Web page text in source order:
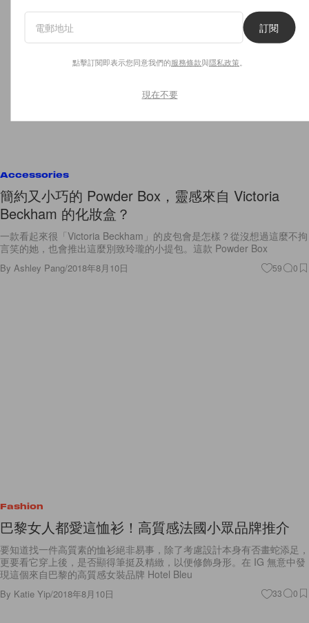
Accessories
簡約又小巧的 Powder Box，靈感來自 Victoria
Beckham 的化妝盒？
一款看起來很「Victoria Beckham」的皮包會是怎樣？從沒想過這麼不拘
言笑的她，也會推出這麼別致玲瓏的小提包。這款 Powder Box
By Ashley Pang/2018年8月10日 59 0
Fashion
巴黎女人都愛這恤衫！高質感法國小眾品牌推介
要知道找一件高質素的恤衫絕非易事，除了考慮設計本身有否畫蛇添足，
更要看它穿上後，是否顯得筆挺及精緻，以便修飾身形。在 IG 無意中發
現這個來自巴黎的高質感女裝品牌 Hotel Bleu
By Katie Yip/2018年8月10日 33 0
訂閱
點擊訂閱即表示您同意我們的服務條款與隱私政策
現在不要